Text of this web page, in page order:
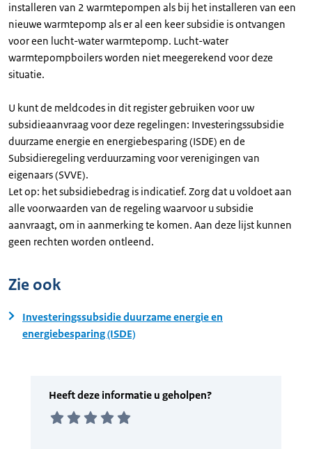
installeren van 2 warmtepompen als bij het installeren van een
nieuwe warmtepomp als er al een keer subsidie is ontvangen
voor een lucht-water warmtepomp. Lucht-water
warmtepompboilers worden niet meegerekend voor deze
situatie.
U kunt de meldcodes in dit register gebruiken voor uw
subsidieaanvraag voor deze regelingen: Investeringssubsidie
duurzame energie en energiebesparing (ISDE) en de
Subsidieregeling verduurzaming voor verenigingen van
eigenaars (SVVE).
Let op: het subsidiebedrag is indicatief. Zorg dat u voldoet aan
alle voorwaarden van de regeling waarvoor u subsidie
aanvraagt, om in aanmerking te komen. Aan deze lijst kunnen
geen rechten worden ontleend.
Zie ook
Investeringssubsidie duurzame energie en
energiebesparing (ISDE)